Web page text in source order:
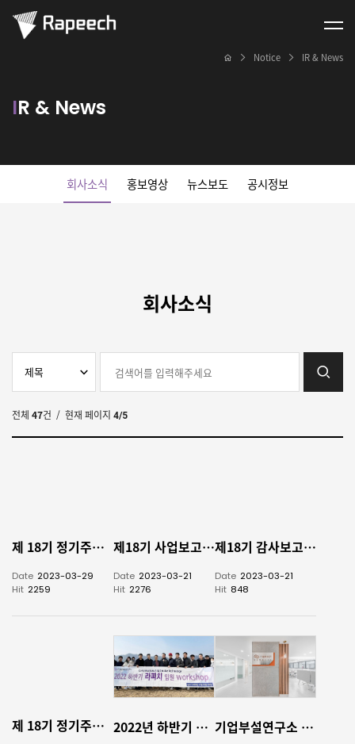
IR & News
Notice IR & News
회사소식 홍보영상 뉴스보도 공시정보
회사소식
전체 47건 / 현재 페이지 4/5
제 18기 정기주주총회 개최 결과
Date 2023-03-29
Hit 2259
제18기 사업보고서 공고
Date 2023-03-21
Hit 2276
제18기 감사보고서 공고
Date 2023-03-21
Hit 848
제 18기 정기주주총회 소집통보 2022년 하반기 임원 워크숍 기업부설연구소 이전